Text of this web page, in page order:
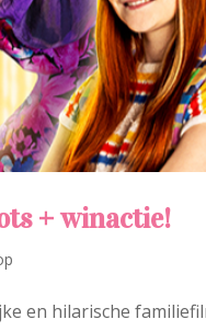
+ winactie!
en hilarische